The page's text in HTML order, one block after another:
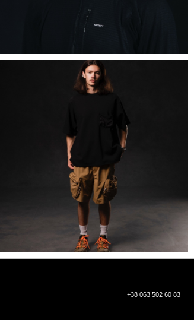
+38 063 502 60 83
КИЇВ, ВАЛЕРІЯ ЛОБАНОВСЬКОГО
9/1
ORDER@DISTANCE.COM.UA
TELEGRAM:
@DISTANCE_UA